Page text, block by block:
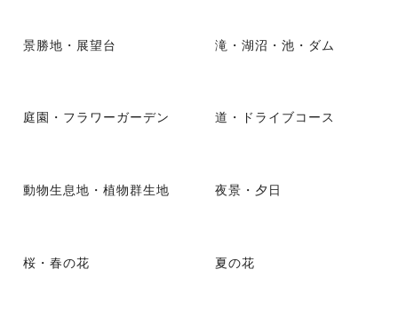
景勝地・展望台 滝・湖沼・池・ダム
庭園・フラワーガーデン 道・ドライブコース
動物生息地・植物群生地 夜景・夕日
桜・春の花 夏の花